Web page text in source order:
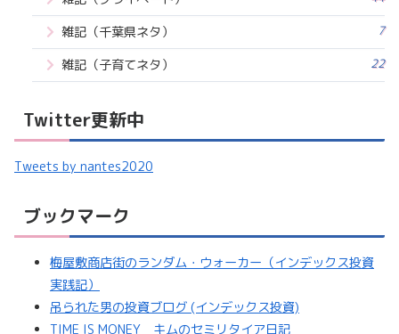
雑記（千葉県ネタ） 7
雑記（子育てネタ） 22
Twitter更新中
Tweets by nantes2020
ブックマーク
梅屋敷商店街のランダム・ウォーカー（インデックス投資
実践記）
吊られた男の投資ブログ (インデックス投資)
TIME IS MONEY キムのセミリタイア日記